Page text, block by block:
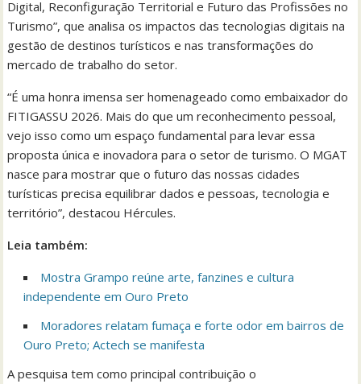
Digital, Reconfiguração Territorial e Futuro das Profissões no
Turismo”, que analisa os impactos das tecnologias digitais na
gestão de destinos turísticos e nas transformações do
mercado de trabalho do setor.
“É uma honra imensa ser homenageado como embaixador do
FITIGASSU 2026. Mais do que um reconhecimento pessoal,
vejo isso como um espaço fundamental para levar essa
proposta única e inovadora para o setor de turismo. O MGAT
nasce para mostrar que o futuro das nossas cidades
turísticas precisa equilibrar dados e pessoas, tecnologia e
território”, destacou Hércules.
Leia também:
Mostra Grampo reúne arte, fanzines e cultura
independente em Ouro Preto
Moradores relatam fumaça e forte odor em bairros de
Ouro Preto; Actech se manifesta
A pesquisa tem como principal contribuição o